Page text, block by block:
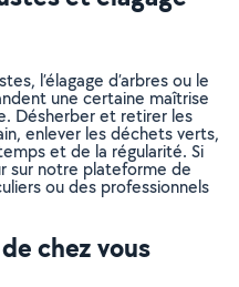
l’élagage d’arbres ou le
une certaine maîtrise
Désherber et retirer les
enlever les déchets verts,
et de la régularité. Si
sur notre plateforme de
ou des professionnels
chez vous